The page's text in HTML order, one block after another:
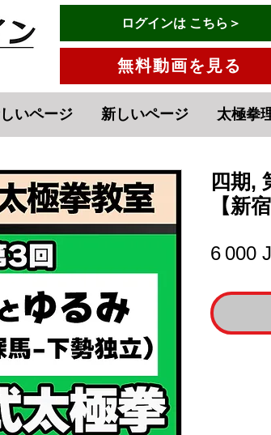
有料会員ログインはこちら→
ログインは こちら＞
無料動画を見る
いページ 新しいページ 太極拳
四期,
【新
6 000